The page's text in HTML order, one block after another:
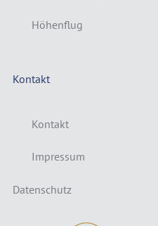
Höhenflug
Kontakt
Kontakt
Impressum
Datenschutz